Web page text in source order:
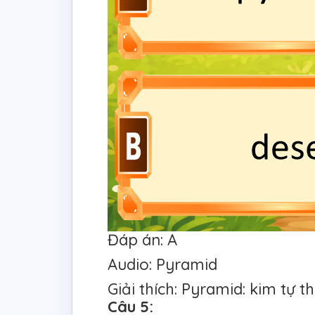
Đáp án: A
Audio: Pyramid
Giải thích: Pyramid: kim tự
Câu 5: